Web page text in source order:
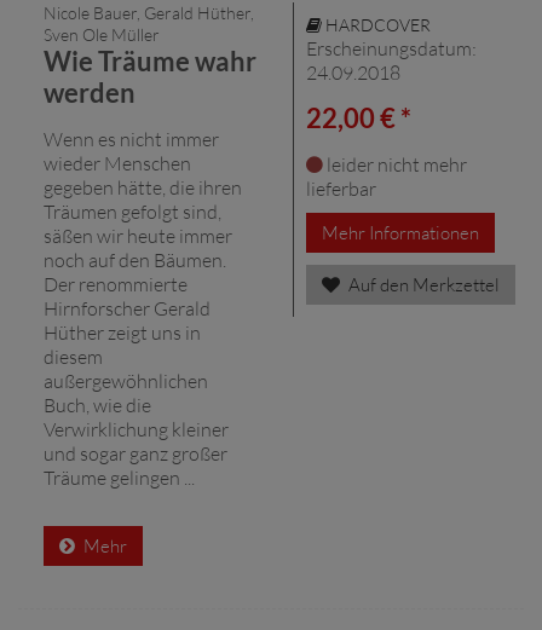
Nicole Bauer, Gerald Hüther,
Sven Ole Müller
Wie Träume wahr
werden
Wenn es nicht immer
wieder Menschen
gegeben hätte, die ihren
Träumen gefolgt sind,
säßen wir heute immer
noch auf den Bäumen.
Der renommierte
Hirnforscher Gerald
Hüther zeigt uns in
diesem
außergewöhnlichen
Buch, wie die
Verwirklichung kleiner
und sogar ganz großer
Träume gelingen ...
Mehr
HARDCOVER
Erscheinungsdatum:
24.09.2018
22,00 € *
leider nicht mehr
lieferbar
Mehr Informationen
Auf den Merkzettel